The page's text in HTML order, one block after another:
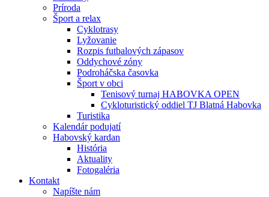
Príroda
Šport a relax
Cyklotrasy
Lyžovanie
Rozpis futbalových zápasov
Oddychové zóny
Podroháčska časovka
Šport v obci
Tenisový turnaj HABOVKA OPEN
Cykloturistický oddiel TJ Blatná Habovka
Turistika
Kalendár podujatí
Habovský kardan
História
Aktuality
Fotogaléria
Kontakt
Napíšte nám